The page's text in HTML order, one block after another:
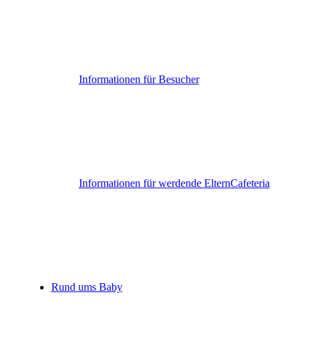
Informationen für Besucher
Informationen für werdende ElternCafeteria
Rund ums Baby